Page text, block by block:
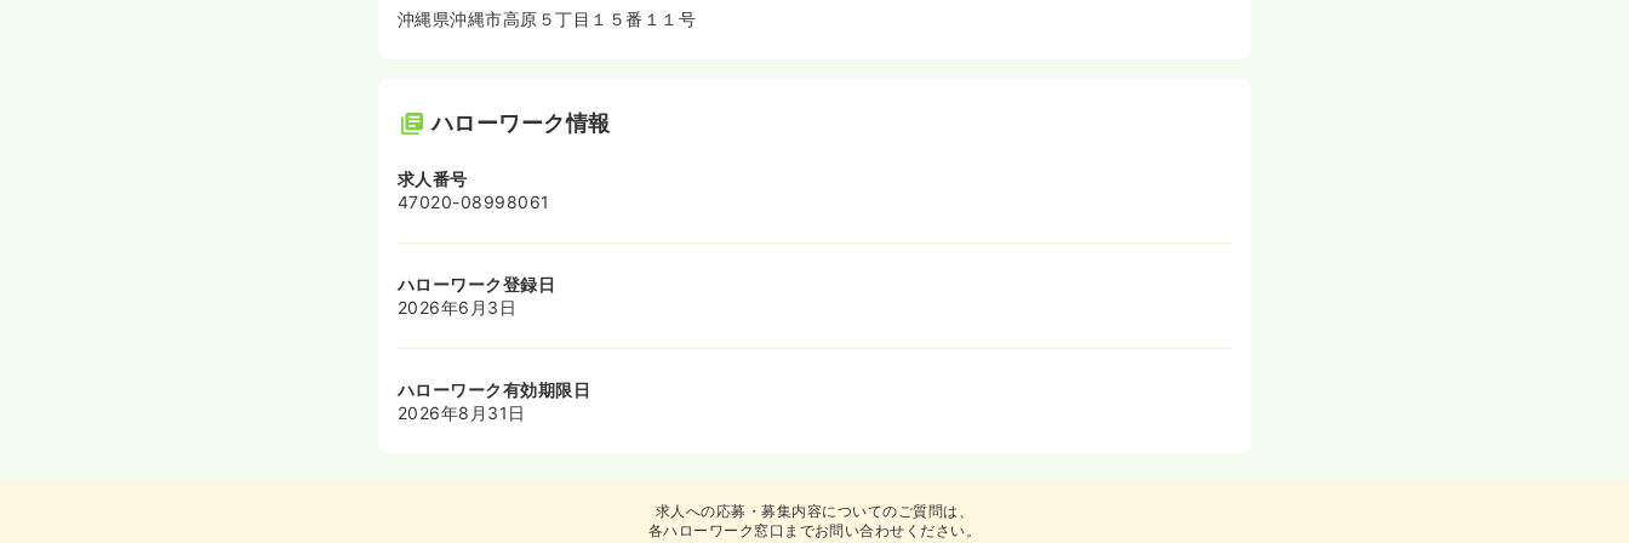
沖縄県沖縄市高原５丁目１５番１１号
ハローワーク情報
求人番号
47020-08998061
ハローワーク登録日
2026年6月3日
ハローワーク有効期限日
2026年8月31日
求人への応募・募集内容についてのご質問は、
各ハローワーク窓口までお問い合わせください。